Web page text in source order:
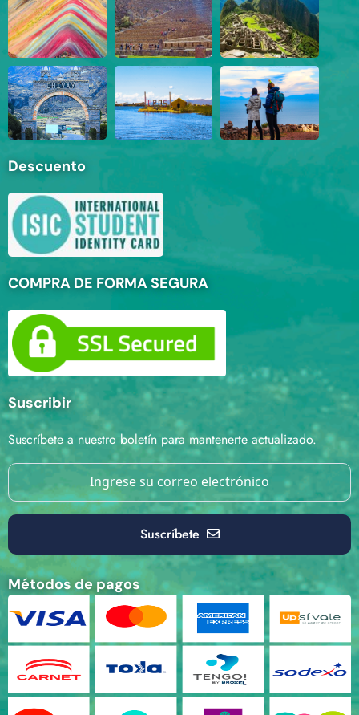
Descuento
COMPRA DE FORMA SEGURA
Suscribir
Suscríbete a nuestro boletín para mantenerte actualizado.
Suscríbete
Métodos de pagos